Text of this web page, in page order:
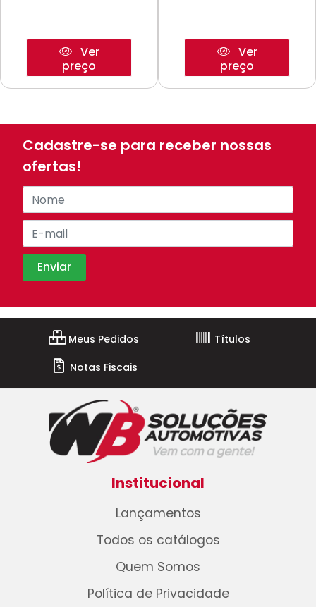
Ver
preço
Ver
preço
Cadastre-se para receber nossas
ofertas!
Meus Pedidos
Títulos
Notas Fiscais
Institucional
Lançamentos
Todos os catálogos
Quem Somos
Política de Privacidade